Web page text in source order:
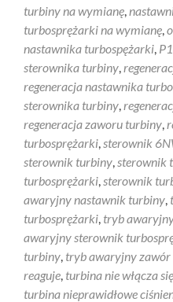
turbiny na wymianę,
turbosprężarki na wymianę,
nastawnika turbospężarki,
sterownika turbiny,
regeneracja nastawnika
sterownika turbiny,
regeneracja zaworu turbiny,
turbosprężarki,sterownik
sterownik turbiny,sterownik
turbosprężarki,sterownik
awaryjny nastawnik turbiny,
turbosprężarki, tryb
awaryjny sterownik
turbiny, tryb awaryjny
reaguje, turbina nie włącza się
turbina nieprawidłowe